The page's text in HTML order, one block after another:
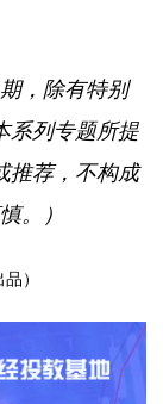
，除有特别
系列专题所提
推荐，不构成
。）
）